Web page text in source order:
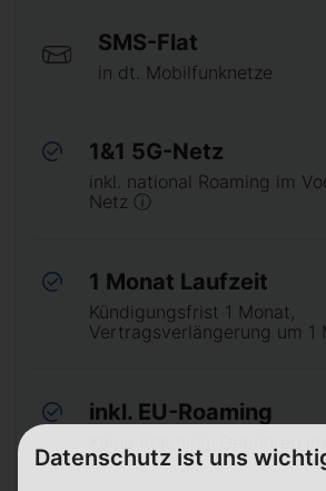
SMS-Flat
in dt. Mobilfunknetze
1&1 5G-Netz
inkl. national Roaming im
Netz ⓘ
1 Monat Laufzeit
Kündigungsfrist 1 Monat,
Vertragsverlängerung um 1
inkl. EU-Roaming
Keine Roaming-Gebühren
Datenschutz ist uns